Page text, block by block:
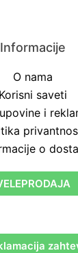
Informacije
O nama
Korisni saveti
i
o